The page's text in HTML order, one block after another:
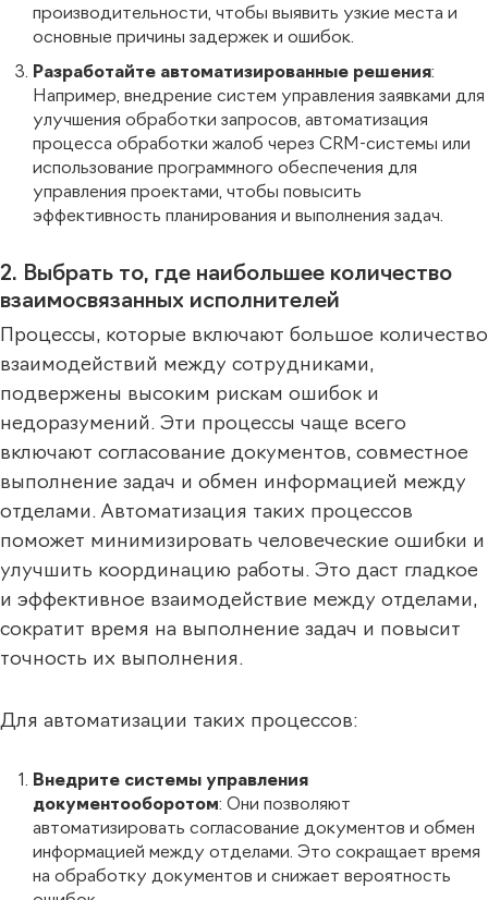
производительности, чтобы выявить узкие места и
основные причины задержек и ошибок.
Разработайте автоматизированные решения:
Например, внедрение систем управления заявками для
улучшения обработки запросов, автоматизация
процесса обработки жалоб через CRM-системы или
использование программного обеспечения для
управления проектами, чтобы повысить
эффективность планирования и выполнения задач.
2. Выбрать то, где наибольшее количество
взаимосвязанных исполнителей
Процессы, которые включают большое количество
взаимодействий между сотрудниками,
подвержены высоким рискам ошибок и
недоразумений. Эти процессы чаще всего
включают согласование документов, совместное
выполнение задач и обмен информацией между
отделами. Автоматизация таких процессов
поможет минимизировать человеческие ошибки и
улучшить координацию работы. Это даст гладкое
и эффективное взаимодействие между отделами,
сократит время на выполнение задач и повысит
точность их выполнения.
Для автоматизации таких процессов:
Внедрите системы управления
документооборотом: Они позволяют
автоматизировать согласование документов и обмен
информацией между отделами. Это сокращает время
на обработку документов и снижает вероятность